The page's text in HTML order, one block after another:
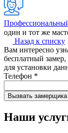
один и тот же
Назад к списку
Вам интересно
бесплатный
для установки
Телефон *
Наши